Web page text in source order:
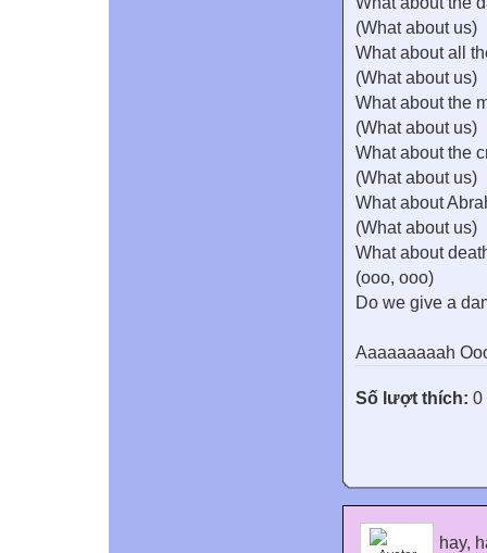
(What about us)
What about all
(What about us)
What about the
(What about us)
What about the
(What about us)
What about
(What about us)
What about
(ooo, ooo)
Do we give a
Aaaaaaaaah
Số lượt thích: 0
hay,